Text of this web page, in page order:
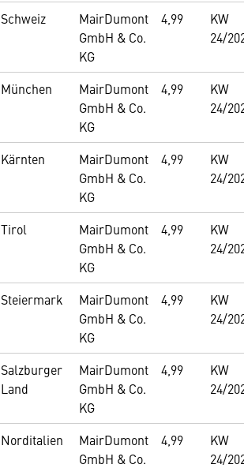
Schweiz
MairDumont
GmbH & Co.
KG
4,99
KW
24/
München
MairDumont
GmbH & Co.
KG
4,99
KW
24/
Kärnten
MairDumont
GmbH & Co.
KG
4,99
KW
24/
Tirol
MairDumont
GmbH & Co.
KG
4,99
KW
24/
Steiermark
MairDumont
GmbH & Co.
KG
4,99
KW
24/
Salzburger
Land
MairDumont
GmbH & Co.
KG
4,99
KW
24/
Norditalien
MairDumont
GmbH & Co.
4,99
KW
24/